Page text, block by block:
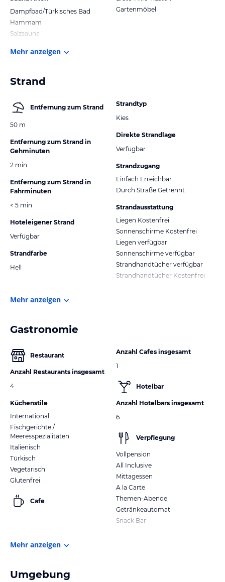
Dampfbad/Türkisches Bad
Hammam
Salzsauna
Gartenmöbel
Mehr anzeigen
Strand
Entfernung zum Strand
50 m
Entfernung zum Strand in
Gehminuten
2 min
Entfernung zum Strand in
Fahrminuten
< 5 min
Hoteleigener Strand
Verfügbar
Strandfarbe
Hell
Strandtyp
Kies
Direkte Strandlage
Verfügbar
Strandzugang
Einfach Erreichbar
Durch Straße Getrennt
Strandausstattung
Liegen Kostenfrei
Sonnenschirme Kostenfrei
Liegen verfügbar
Sonnenschirme verfügbar
Strandhandtücher verfügbar
Strandhandtücher Kostenfrei
Mehr anzeigen
Gastronomie
Restaurant
Anzahl Restaurants insgesamt
4
Küchenstile
International
Fischgerichte /
Meeresspezialitäten
Italienisch
Türkisch
Vegetarisch
Glutenfrei
Cafe
Anzahl Cafes insgesamt
1
Hotelbar
Anzahl Hotelbars insgesamt
6
Verpflegung
Vollpension
All Inclusive
Mittagessen
A la Carte
Themen-Abende
Getränkeautomat
Snack Bar
Mehr anzeigen
Umgebung